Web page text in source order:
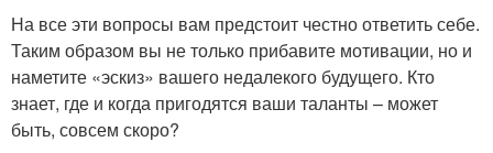
На все эти вопросы вам предстоит честно ответить себе.
Таким образом вы не только прибавите мотивации, но и
наметите «эскиз» вашего недалекого будущего. Кто
знает, где и когда пригодятся ваши таланты – может
быть, совсем скоро?